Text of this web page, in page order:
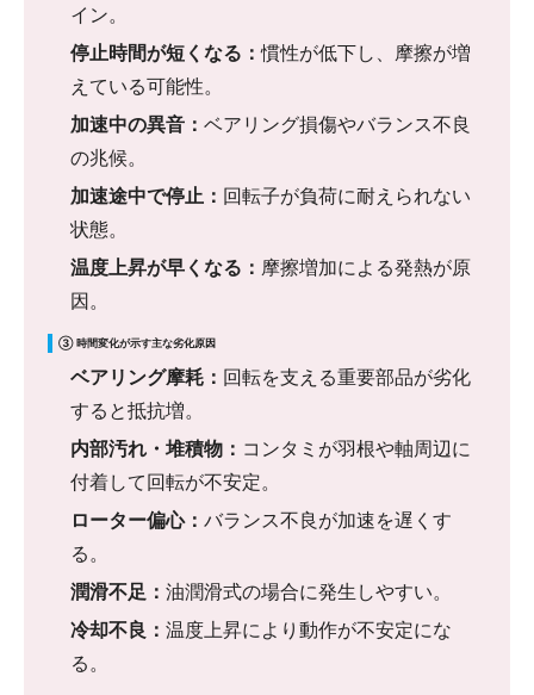
イン。
停止時間が短くなる：慣性が低下し、摩擦が増
えている可能性。
加速中の異音： ベアリング損傷やバランス不良
の兆候。
加速途中で停止： 回転子が負荷に耐えられない
状態。
温度上昇が早くなる： 摩擦増加による発熱が原
因。
③ 時間変化が示す主な劣化原因
ベアリング摩耗： 回転を支える重要部品が劣化
すると抵抗増。
内部汚れ・堆積物： コンタミが羽根や軸周辺に
付着して回転が不安定。
ローター偏心： バランス不良が加速を遅くす
る。
潤滑不足： 油潤滑式の場合に発生しやすい。
冷却不良： 温度上昇により動作が不安定にな
る。